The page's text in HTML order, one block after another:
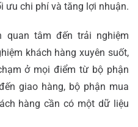
ưu chi phí và tăng lợi nhuận.
quan tâm đến trải nghiệm
khách hàng xuyên suốt,
ở mọi điểm từ bộ phận
giao hàng, bộ phận mua
hàng cần có một dữ liệu